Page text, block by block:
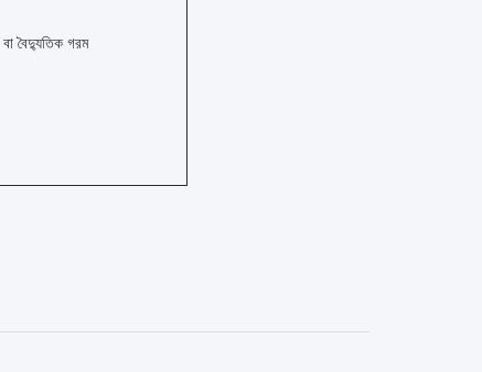
বৈদ্যুতিক গরম